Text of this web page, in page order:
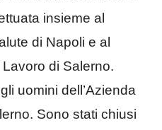
insieme al
di Napoli e al
di Salerno.
uomini dell’Azienda
Sono stati chiusi